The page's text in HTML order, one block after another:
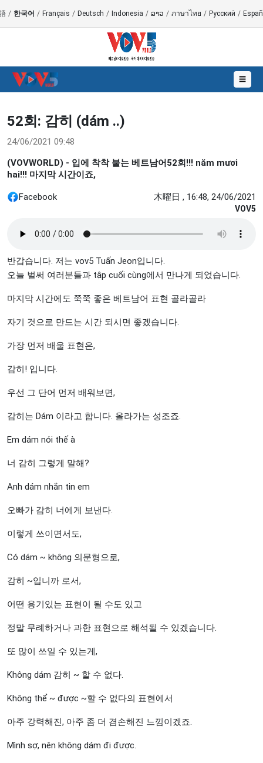
/ 한국어 / Français / Deutsch / Indonesia / ລາວ / ภาษาไทย / Русский /
☰
52회: 감히 (dám ..)
24/06/2021 09:48
(VOVWORLD) - 입에 착착 붙는 베트남어52회!!! năm mươi
hai!!! 마지막 시간이죠,
Facebook 木曜日 , 16:48, 24/06/2021
VOV5
반갑습니다. 저는 vov5 Tuấn Jeon입니다.
오늘 벌써 여러분들과 tập cuối cùng에서 만나게 되었습니다.
마지막 시간에도 쭉쭉 좋은 베트남어 표현 골라골라
자기 것으로 만드는 시간 되시면 좋겠습니다.
가장 먼저 배울 표현은,
감히! 입니다.
우선 그 단어 먼저 배워보면,
감히는 Dám 이라고 합니다. 올라가는 성조죠.
Em dám nói thế à
너 감히 그렇게 말해?
Anh dám nhắn tin em
오빠가 감히 너에게 보낸다.
이렇게 쓰이면서도,
Có dám ~ không 의문형으로,
감히 ~입니까 로서,
어떤 용기있는 표현이 될 수도 있고
정말 무례하거나 과한 표현으로 해석될 수 있겠습니다.
또 많이 쓰일 수 있는게,
Không dám 감히 ~ 할 수 없다.
Không thể ~ được ~할 수 없다의 표현에서
아주 강력해진, 아주 좀 더 겸손해진 느낌이겠죠.
Mình sợ, nên không dám đi được.